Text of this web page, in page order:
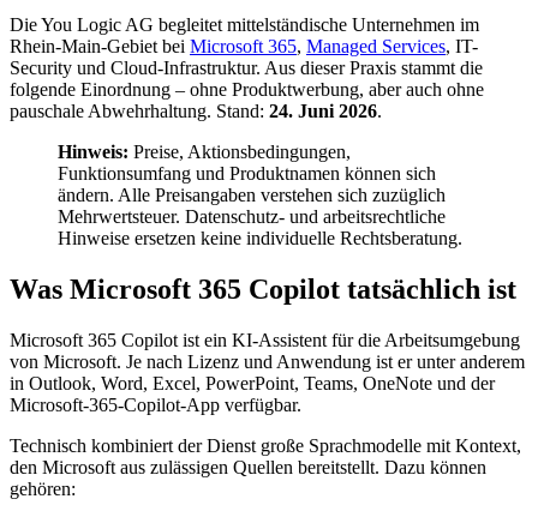
Die You Logic AG begleitet mittelständische Unternehmen im
Rhein-Main-Gebiet bei Microsoft 365, Managed Services, IT-
Security und Cloud-Infrastruktur. Aus dieser Praxis stammt die
folgende Einordnung – ohne Produktwerbung, aber auch ohne
pauschale Abwehrhaltung. Stand: 24. Juni 2026.
Hinweis: Preise, Aktionsbedingungen,
Funktionsumfang und Produktnamen können sich
ändern. Alle Preisangaben verstehen sich zuzüglich
Mehrwertsteuer. Datenschutz- und arbeitsrechtliche
Hinweise ersetzen keine individuelle Rechtsberatung.
Was Microsoft 365 Copilot tatsächlich ist
Microsoft 365 Copilot ist ein KI-Assistent für die Arbeitsumgebung
von Microsoft. Je nach Lizenz und Anwendung ist er unter anderem
in Outlook, Word, Excel, PowerPoint, Teams, OneNote und der
Microsoft-365-Copilot-App verfügbar.
Technisch kombiniert der Dienst große Sprachmodelle mit Kontext,
den Microsoft aus zulässigen Quellen bereitstellt. Dazu können
gehören: